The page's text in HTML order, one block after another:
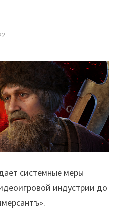
системные меры
индустрии до